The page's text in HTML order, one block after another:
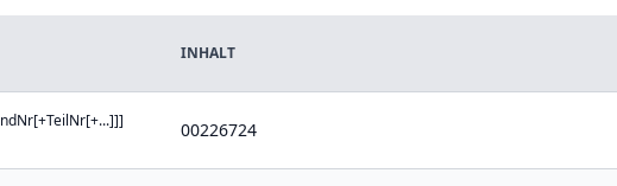
INHALT
00226724